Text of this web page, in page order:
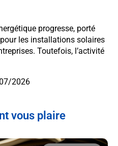
progresse, porté
les installations solaires
Toutefois, l’activité
2026
vous plaire